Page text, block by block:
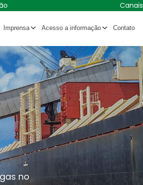
Canais
Imprensa Acesso a informação Contato
no